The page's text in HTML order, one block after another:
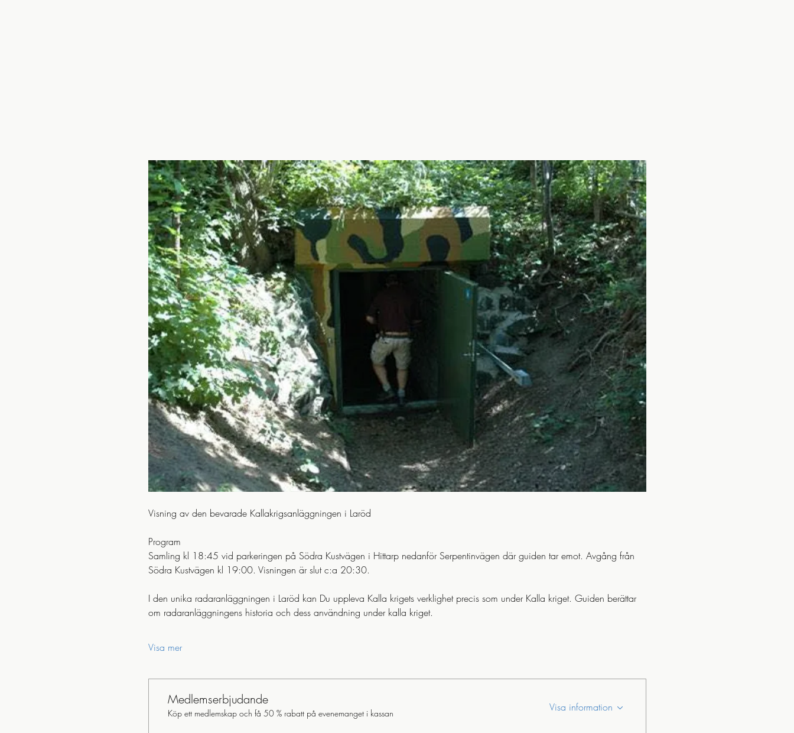
Visning av den bevarade Kallakrigsanläggningen i Laröd
Program
Samling kl 18:45 vid parkeringen på Södra Kustvägen i Hittarp nedanför Serpentinvägen där guiden tar emot. Avgång från
Södra Kustvägen kl 19:00. Visningen är slut c:a 20:30.
I den unika radaranläggningen i Laröd kan Du uppleva Kalla krigets verklighet precis som under Kalla kriget. Guiden berättar
om radaranläggningens historia och dess användning under kalla kriget.
Visa mer
Medlemserbjudande
Köp ett medlemskap och få 50 % rabatt på evenemanget i kassan Visa information